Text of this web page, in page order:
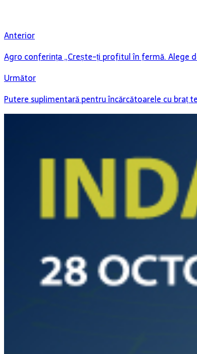
Anterior
Agro conferința „Crește-ți profitul în fermă. Alege
Următor
Putere suplimentară pentru încărcătoarele cu braț